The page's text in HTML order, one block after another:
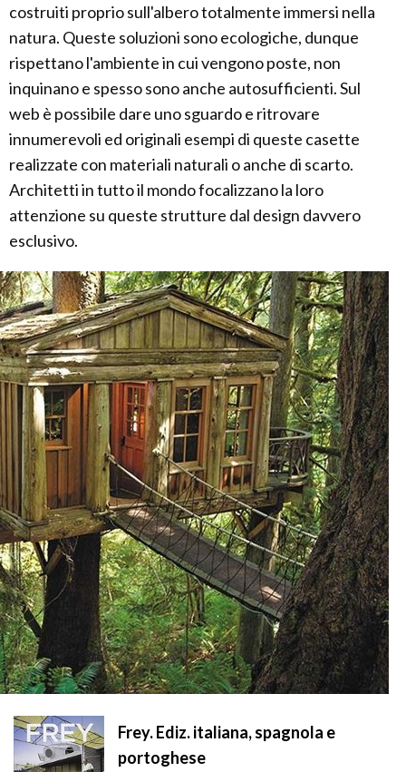
costruiti proprio sull'albero totalmente immersi nella
natura. Queste soluzioni sono ecologiche, dunque
rispettano l'ambiente in cui vengono poste, non
inquinano e spesso sono anche autosufficienti. Sul
web è possibile dare uno sguardo e ritrovare
innumerevoli ed originali esempi di queste casette
realizzate con materiali naturali o anche di scarto.
Architetti in tutto il mondo focalizzano la loro
attenzione su queste strutture dal design davvero
esclusivo.
Frey. Ediz. italiana, spagnola e
portoghese